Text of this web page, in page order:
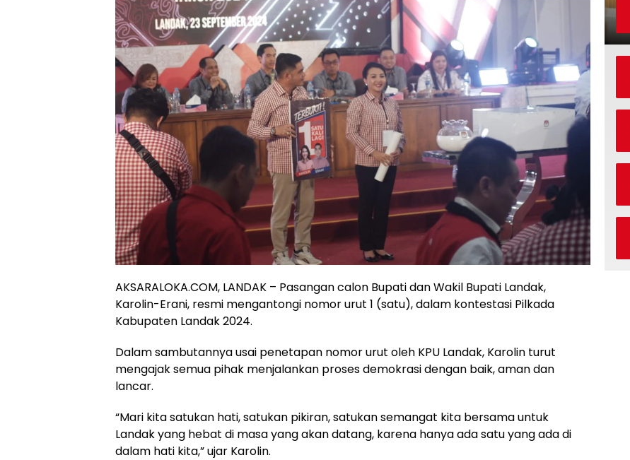
AKSARALOKA.COM, LANDAK – Pasangan calon Bupati dan Wakil Bupati Landak,
Karolin-Erani, resmi mengantongi nomor urut 1 (satu), dalam kontestasi Pilkada
Kabupaten Landak 2024.
Dalam sambutannya usai penetapan nomor urut oleh KPU Landak, Karolin turut
mengajak semua pihak menjalankan proses demokrasi dengan baik, aman dan
lancar.
“Mari kita satukan hati, satukan pikiran, satukan semangat kita bersama untuk
Landak yang hebat di masa yang akan datang, karena hanya ada satu yang ada di
dalam hati kita,” ujar Karolin.